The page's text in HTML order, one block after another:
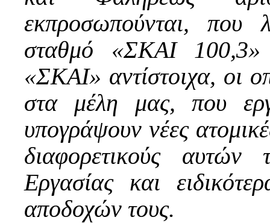
εκπροσωπούνται, που
σταθμό «ΣΚΑΙ 100,3»
«ΣΚΑΙ» αντίστοιχα, οι
στα μέλη μας, που
υπογράψουν νέες
διαφορετικούς
Εργασίας και
αποδοχών τους.